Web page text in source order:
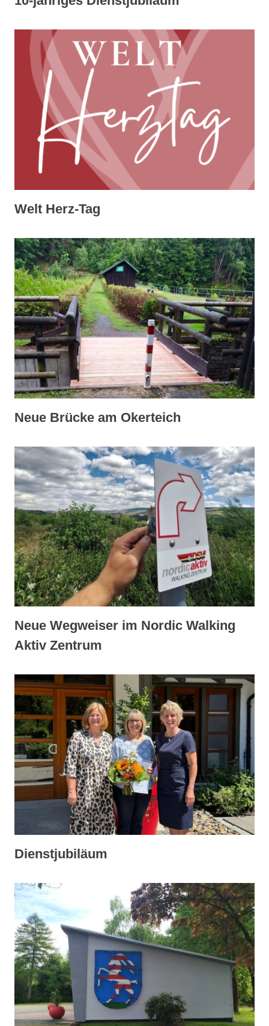
Welt Herz-Tag
Neue Brücke am Okerteich
Neue Wegweiser im Nordic Walking
Aktiv Zentrum
Dienstjubiläum